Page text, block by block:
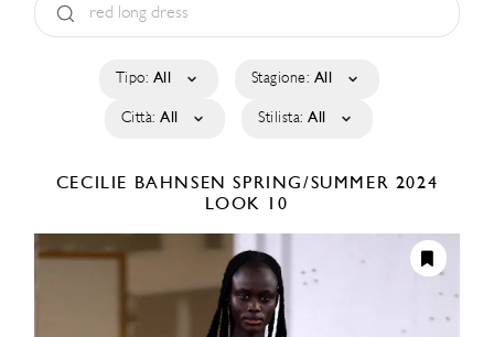
Tipo: All Stagione: All
Città: All Stilista: All
CECILIE BAHNSENSPRING/SUMMER 2024
LOOK 10